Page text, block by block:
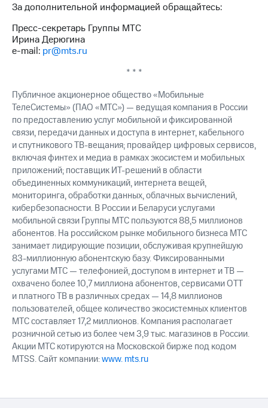
За дополнительной информацией обращайтесь:
Пресс-секретарь Группы МТС
Ирина Дерюгина
e-mail: pr@mts.ru
* * *
Публичное акционерное общество «Мобильные
ТелеСистемы» (ПАО «МТС») — ведущая компания в России
по предоставлению услуг мобильной и фиксированной
связи, передачи данных и доступа в интернет, кабельного
и спутникового ТВ-вещания; провайдер цифровых сервисов,
включая финтех и медиа в рамках экосистем и мобильных
приложений; поставщик ИТ-решений в области
объединенных коммуникаций, интернета вещей,
мониторинга, обработки данных, облачных вычислений,
кибербезопасности. В России и Беларуси услугами
мобильной связи Группы МТС пользуются 88,5 миллионов
абонентов. На российском рынке мобильного бизнеса МТС
занимает лидирующие позиции, обслуживая крупнейшую
83-миллионную абонентскую базу. Фиксированными
услугами МТС — телефонией, доступом в интернет и ТВ —
охвачено более 10,7 миллиона абонентов, сервисами OTT
и платного ТВ в различных средах — 14,8 миллионов
пользователей, общее количество экосистемных клиентов
МТС составляет 17,2 миллионов. Компания располагает
розничной сетью из более чем 3,9 тыс. магазинов в России.
Акции МТС котируются на Московской бирже под кодом
MTSS. Сайт компании:www. mts.ru